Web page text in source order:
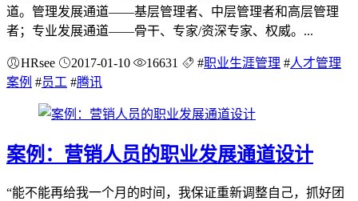
道。管理发展通道——基层管理者、中层管理者和高层管理
者；专业发展通道——骨干、专家/资深专家、权威。...
HRsee 2017-01-10 16631 #职业生涯管理 #人才管理
案例 #员工 #腾讯
案例：营销人员的职业发展通道设计
“能不能再给我一个月的时间，我保证重新调整自己，抓好团